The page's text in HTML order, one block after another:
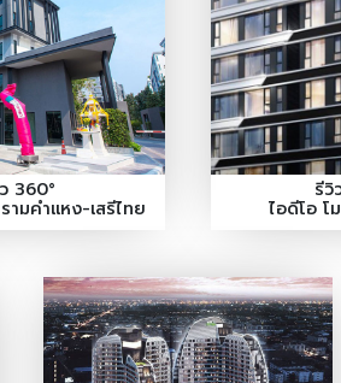
360°
ามคำแหง-เสรีไทย
รีวิ
ไอดีโอ